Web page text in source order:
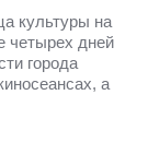
культуры на
четырех дней
города
а